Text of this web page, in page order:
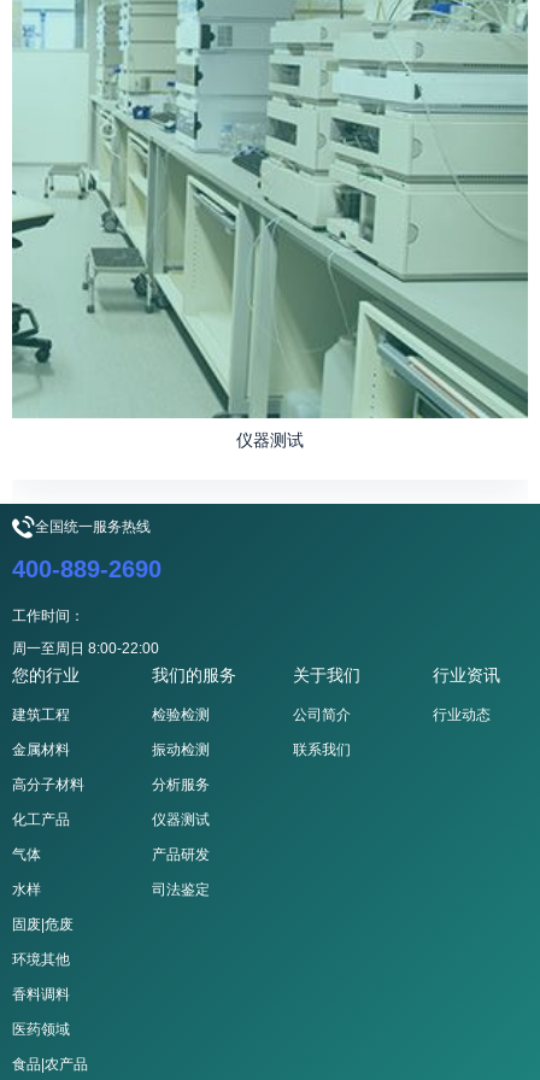
仪器测试
全国统一服务热线
400-889-2690
工作时间：
周一至周日 8:00-22:00
您的行业
建筑工程
金属材料
高分子材料
化工产品
气体
水样
固废|危废
环境其他
香料调料
医药领域
食品|农产品
我们的服务
检验检测
振动检测
分析服务
仪器测试
产品研发
司法鉴定
关于我们
公司简介
联系我们
行业资讯
行业动态